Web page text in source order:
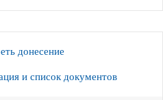
донесение
и список документов